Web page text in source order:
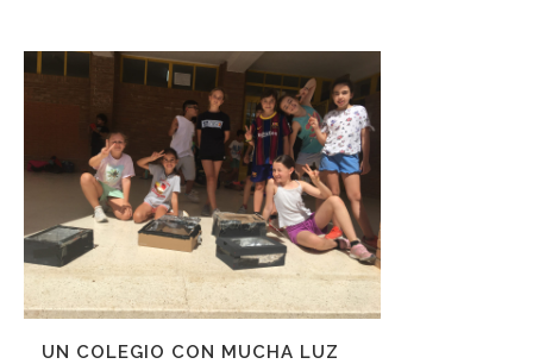
UN COLEGIO CON MUCHA LUZ